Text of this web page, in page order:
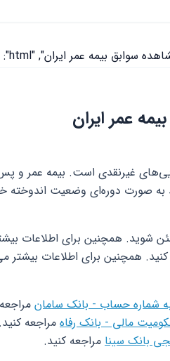
عمر ایران
کامل از دارایی‌های غیرنقدی است. بیمه عمر
صورت دوره‌ای وضعیت اندوخته
شوید. همچنین برای اطلاعات
همچنین برای اطلاعات بیشتر
شماره حساب - بانک سامان
مالی - بانک رفاه مراجعه
بانک سینا مراجعه کنید.